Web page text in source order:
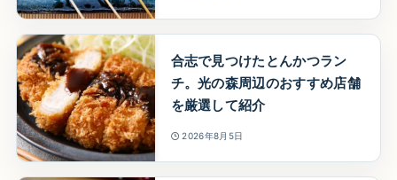
合志で見つけたとんかつラン
チ。光の森周辺のおすすめ店舗
を厳選して紹介
2026年8月5日